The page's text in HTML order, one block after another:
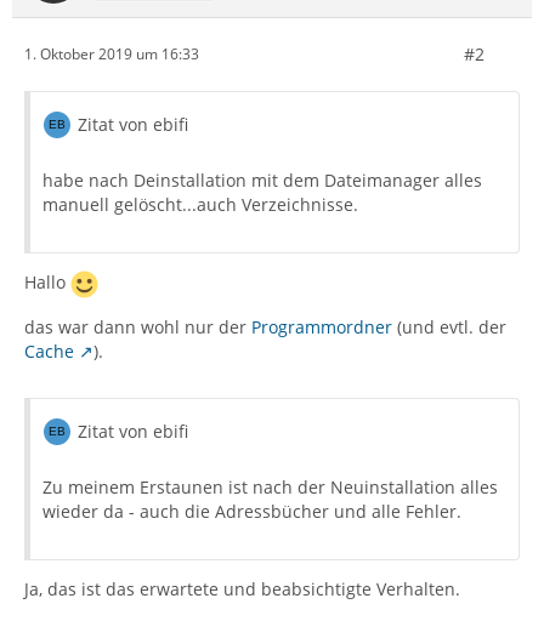
1. Oktober 2019 um 16:33 #2
Zitat von ebifi
habe nach Deinstallation mit dem Dateimanager alles
manuell gelöscht...auch Verzeichnisse.
Hallo
das war dann wohl nur der Programmordner (und evtl. der
Cache
).
Zitat von ebifi
Zu meinem Erstaunen ist nach der Neuinstallation alles
wieder da - auch die Adressbücher und alle Fehler.
Ja, das ist das erwartete und beabsichtigte Verhalten.